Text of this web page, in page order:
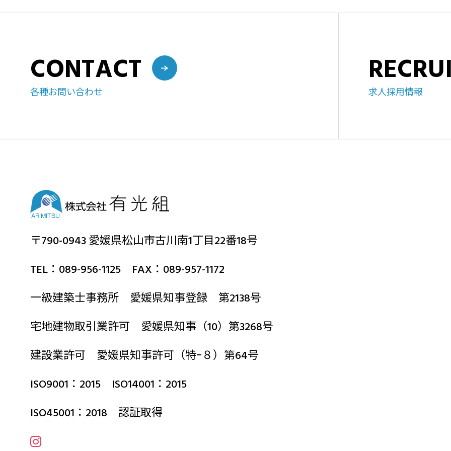
CONTACT
各種お問い合わせ 求人採用情報
〒790-0943 愛媛県松山市古川南1丁目22番18号
TEL：089-956-1125 FAX：089-957-1172
一級建築士事務所 愛媛県知事登録 第2138号
宅地建物取引業許可 愛媛県知事（10）第3268号
建設業許可 愛媛県知事許可（特ｰ８）第64号
ISO9001：2015 ISO14001：2015
ISO45001：2018 認証取得